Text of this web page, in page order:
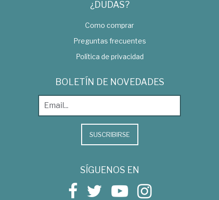
¿DUDAS?
Como comprar
Preguntas frecuentes
Política de privacidad
BOLETÍN DE NOVEDADES
SUSCRIBIRSE
SÍGUENOS EN